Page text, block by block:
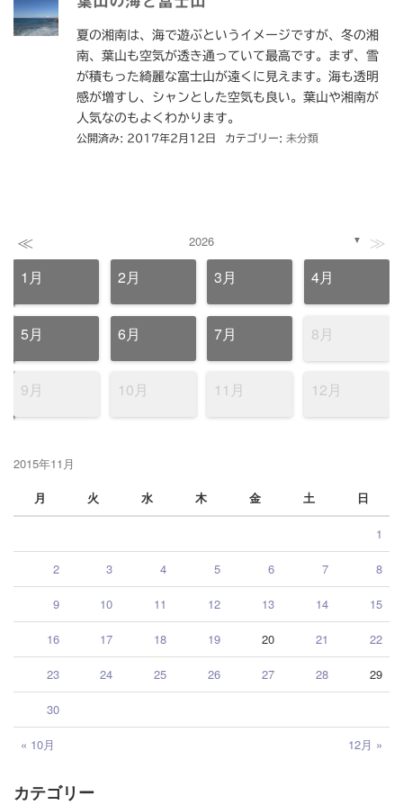
夏の湘南は、海で遊ぶというイメージですが、冬の湘
南、葉山も空気が透き通っていて最高です。まず、雪
が積もった綺麗な富士山が遠くに見えます。海も透明
感が増すし、シャンとした空気も良い。葉山や湘南が
人気なのもよくわかります。
公開済み: 2017年2月12日 カテゴリー: 未分類
≪ 2026 ▼ ≫
1月 2月 3月 4月
5月 6月 7月 8月
9月 10月 11月 12月
2015年11月
月
火 水 木 金 土 日
« 10月 12月 »
1
2 3 4 5 6 7 8
9 10 11 12 13 14 15
16 17 18 19 20 21 22
23 24 25 26 27 28 29
30
カテゴリー